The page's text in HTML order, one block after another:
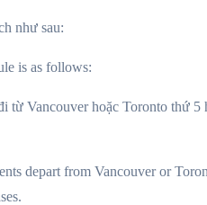
như sau:
is as follows:
từ Vancouver hoặc Toronto thứ
depart from Vancouver or